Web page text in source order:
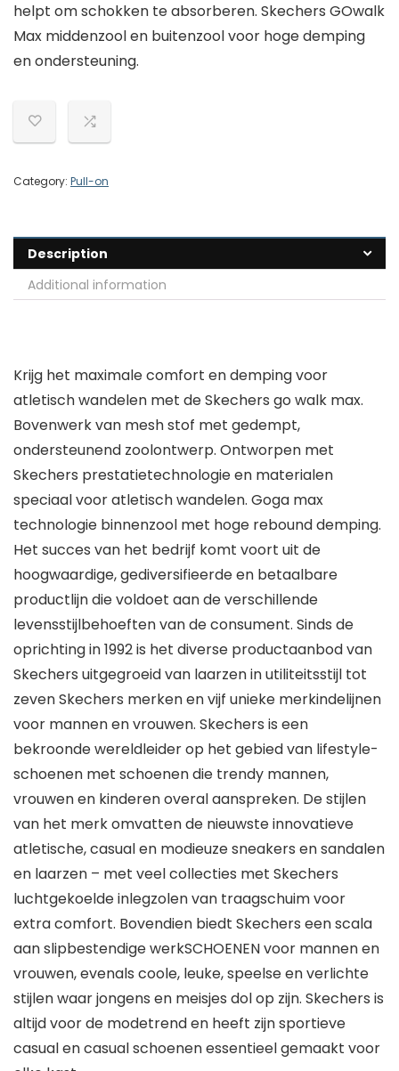
helpt om schokken te absorberen. Skechers GOwalk
Max middenzool en buitenzool voor hoge demping
en ondersteuning.
Category: Pull-on
Description
Additional information
Krijg het maximale comfort en demping voor
atletisch wandelen met de Skechers go walk max.
Bovenwerk van mesh stof met gedempt,
ondersteunend zoolontwerp. Ontworpen met
Skechers prestatietechnologie en materialen
speciaal voor atletisch wandelen. Goga max
technologie binnenzool met hoge rebound demping.
Het succes van het bedrijf komt voort uit de
hoogwaardige, gediversifieerde en betaalbare
productlijn die voldoet aan de verschillende
levensstijlbehoeften van de consument. Sinds de
oprichting in 1992 is het diverse productaanbod van
Skechers uitgegroeid van laarzen in utiliteitsstijl tot
zeven Skechers merken en vijf unieke merkindelijnen
voor mannen en vrouwen. Skechers is een
bekroonde wereldleider op het gebied van lifestyle-
schoenen met schoenen die trendy mannen,
vrouwen en kinderen overal aanspreken. De stijlen
van het merk omvatten de nieuwste innovatieve
atletische, casual en modieuze sneakers en sandalen
en laarzen – met veel collecties met Skechers
luchtgekoelde inlegzolen van traagschuim voor
extra comfort. Bovendien biedt Skechers een scala
aan slipbestendige werkSCHOENEN voor mannen en
vrouwen, evenals coole, leuke, speelse en verlichte
stijlen waar jongens en meisjes dol op zijn. Skechers is
altijd voor de modetrend en heeft zijn sportieve
casual en casual schoenen essentieel gemaakt voor